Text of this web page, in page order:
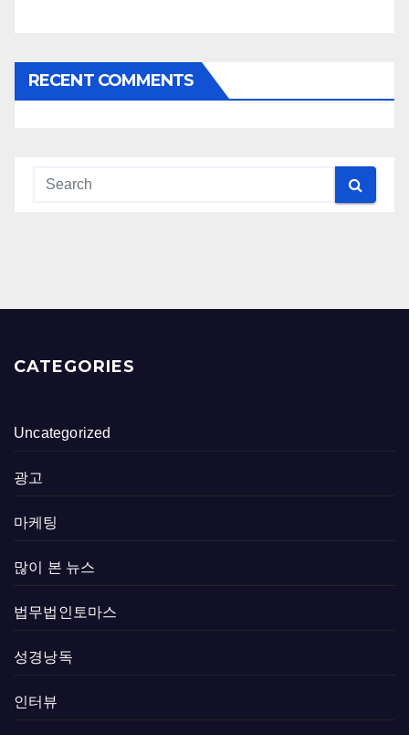
RECENT COMMENTS
CATEGORIES
Uncategorized
광고
마케팅
많이 본 뉴스
법무법인토마스
성경낭독
인터뷰